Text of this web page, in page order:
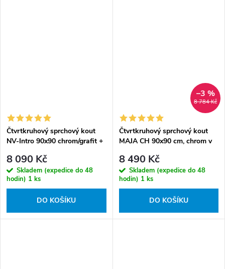
Čtvrtkruhový sprchový kout
NV-Intro 90x90 chrom/grafit +
8 090 Kč
Skladem (expedice do 48
hodin) 1 ks
DO KOŠÍKU
8 784 Kč
–3 %
Čtvrtkruhový sprchový kout
MAJA CH 90x90 cm, chrom v
vaničkou
8 490 Kč
Skladem (expedice do 48
hodin) 1 ks
DO KOŠÍKU